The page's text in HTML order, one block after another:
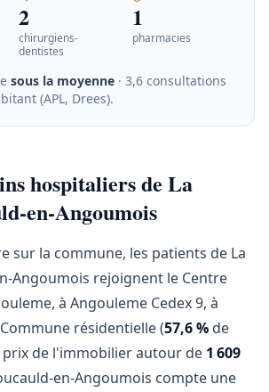
2
chirurgiens-
dentistes
1
pharmacies
sous la moyenne · 3,6 consultations
(APL, Drees).
hospitaliers de La
en-Angoumois
sur la commune, les patients de La
Angoumois rejoignent le Centre
à Angouleme Cedex 9, à
résidentielle (57,6 % de
de l'immobilier autour de 1 609
en-Angoumois compte une